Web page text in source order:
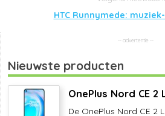
HTC Runnymede:
Nieuwste producten
OnePlus Nord CE 2
De OnePlus Nord CE 2